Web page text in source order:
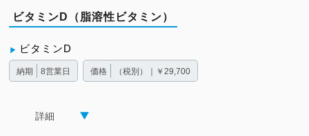
ビタミンD（脂溶性ビタミン）
ビタミンD
納期 8営業日 価格 （税別）｜￥29,700
詳細